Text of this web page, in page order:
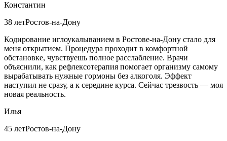
Константин
38 летРостов-на-Дону
Кодирование иглоукалыванием в Ростове-на-Дону стало для
меня открытием. Процедура проходит в комфортной
обстановке, чувствуешь полное расслабление. Врачи
объяснили, как рефлексотерапия помогает организму самому
вырабатывать нужные гормоны без алкоголя. Эффект
наступил не сразу, а к середине курса. Сейчас трезвость — моя
новая реальность.
Илья
45 летРостов-на-Дону